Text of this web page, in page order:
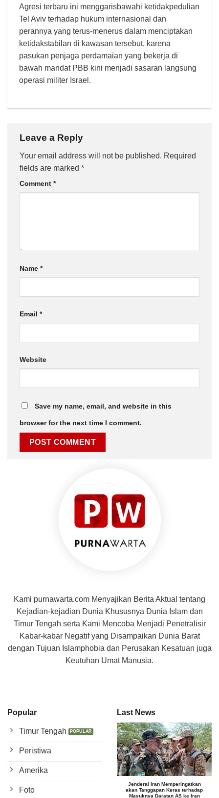
Agresi terbaru ini menggarisbawahi ketidakpedulian
Tel Aviv terhadap hukum internasional dan
perannya yang terus-menerus dalam menciptakan
ketidakstabilan di kawasan tersebut, karena
pasukan penjaga perdamaian yang bekerja di
bawah mandat PBB kini menjadi sasaran langsung
operasi militer Israel.
Leave a Reply
Your email address will not be published. Required
fields are marked *
Comment *
Name *
Email *
Website
Save my name, email, and website in this
browser for the next time I comment.
Kami purnawarta.com Menyajikan Berita Aktual tentang
Kejadian-kejadian Dunia Khususnya Dunia Islam dan
Timur Tengah serta Kami Mencoba Menjadi Penetralisir
Kabar-kabar Negatif yang Disampaikan Dunia Barat
dengan Tujuan Islamphobia dan Perusakan Kesatuan juga
Keutuhan Umat Manusia.
Popular
Timur Tengah
Peristiwa
Amerika
Foto
Last News
Jenderal Iran Memperingatkan
akan Tanggapan Keras terhadap
Masuknya Daratan AS ke Iran